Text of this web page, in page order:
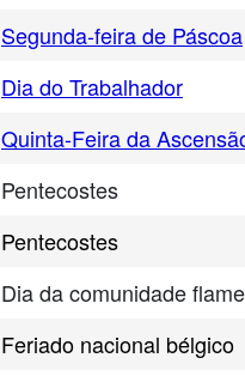
Segunda-feira de Páscoa
Dia do Trabalhador
Quinta-Feira da
Pentecostes
Pentecostes
Dia da comunidade
Feriado nacional bélgico